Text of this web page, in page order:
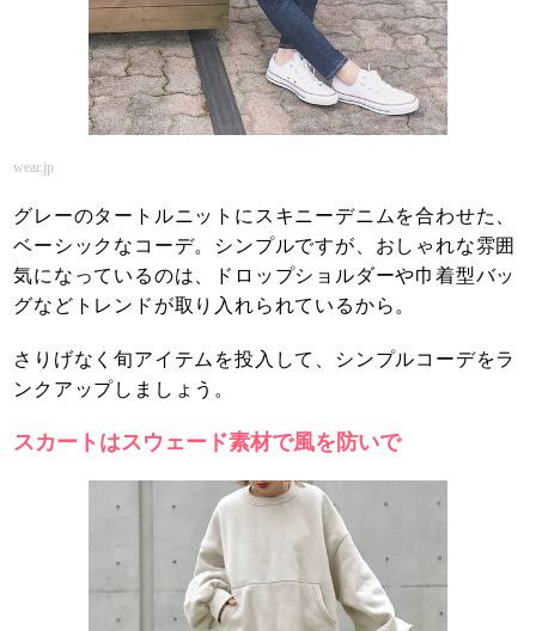
wear.jp
グレーのタートルニットにスキニーデニムを合わせた、
ベーシックなコーデ。シンプルですが、おしゃれな雰囲
気になっているのは、ドロップショルダーや巾着型バッ
グなどトレンドが取り入れられているから。
さりげなく旬アイテムを投入して、シンプルコーデをラ
ンクアップしましょう。
スカートはスウェード素材で風を防いで